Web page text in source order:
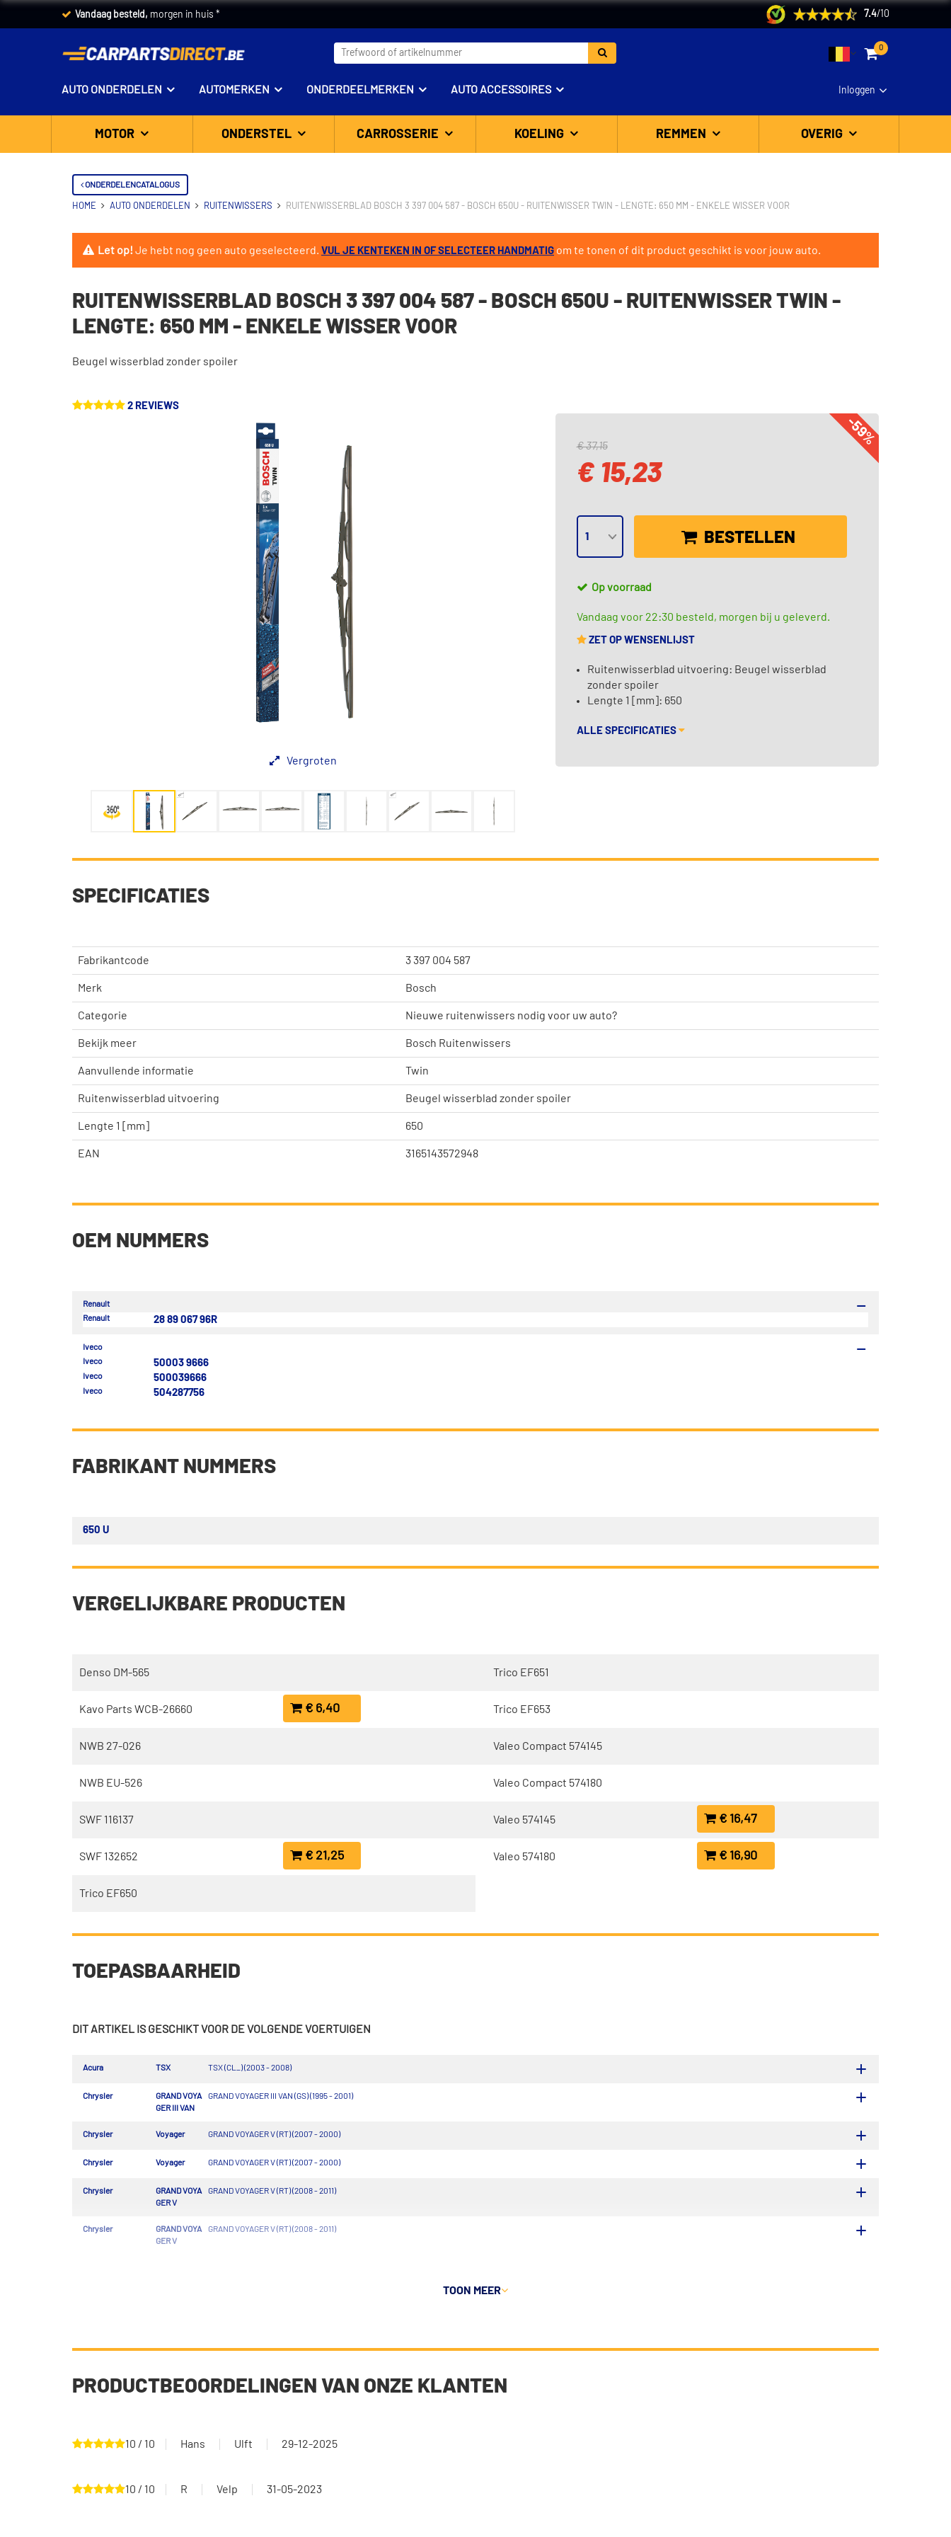
Vandaag besteld, morgen in huis * 7.4/ 10
0
Inloggen
AUTO ONDERDELEN AUTOMERKEN ONDERDEELMERKEN AUTO ACCESSOIRES
MOTOR ONDERSTEL CARROSSERIE KOELING REMMEN OVERIG
ONDERDELENCATALOGUS
HOME AUTO ONDERDELEN RUITENWISSERS RUITENWISSERBLAD BOSCH 3 397 004 587 - BOSCH 650U - RUITENWISSER TWIN - LENGTE: 650 MM - ENKELE WISSER VOOR
Let op!Je hebt nog geen auto geselecteerd. VUL JE KENTEKEN IN OF SELECTEER HANDMATIG om te tonen of dit product geschikt is voor jouw auto.
RUITENWISSERBLAD BOSCH 3 397 004 587 - BOSCH 650U - RUITENWISSER TWIN -
LENGTE: 650 MM - ENKELE WISSER VOOR
Beugel wisserblad zonder spoiler
2 REVIEWS
Vergroten
-59%
€ 37,15
€ 15,23
BESTELLEN
Op voorraad
Vandaag voor 22:30 besteld, morgen bij u geleverd.
ZET OP WENSENLIJST
Ruitenwisserblad uitvoering: Beugel wisserblad
zonder spoiler
Lengte 1 [mm]: 650
ALLE SPECIFICATIES
SPECIFICATIES
Fabrikantcode 3 397 004 587
Merk Bosch
Categorie Nieuwe ruitenwissers nodig voor uw auto?
Bekijk meer Bosch Ruitenwissers
Aanvullende informatie Twin
Ruitenwisserblad uitvoering Beugel wisserblad zonder spoiler
Lengte 1 [mm] 650
EAN 3165143572948
OEM NUMMERS
Renault
Renault
28 89 067 96R
Iveco
Iveco
50003 9666
Iveco 500039666
Iveco 504287756
FABRIKANT NUMMERS
650 U
VERGELIJKBARE PRODUCTEN
Denso DM-565
Kavo Parts WCB-26660 € 6,40
NWB 27-026
NWB EU-526
SWF 116137
SWF 132652 € 21,25
Trico EF650
Trico EF651
Trico EF653
Valeo Compact 574145
Valeo Compact 574180
Valeo 574145 € 16,47
Valeo 574180 € 16,90
TOEPASBAARHEID
DIT ARTIKEL IS GESCHIKT VOOR DE VOLGENDE VOERTUIGEN
Acura TSX TSX (CL_) (2003 - 2008)
Chrysler
GRAND VOYA
GER III VAN
GRAND VOYAGER III VAN (GS) (1995 - 2001)
Chrysler Voyager GRAND VOYAGER V (RT) (2007 - 2000)
Chrysler Voyager GRAND VOYAGER V (RT) (2007 - 2000)
Chrysler
GRAND VOYA
GER V
GRAND VOYAGER V (RT) (2008 - 2011)
Chrysler
GRAND VOYA
GER V
GRAND VOYAGER V (RT) (2008 - 2011)
TOON MEER
PRODUCTBEOORDELINGEN VAN ONZE KLANTEN
10 / 10 Hans Ulft 29-12-2025
10 / 10 R Velp 31-05-2023